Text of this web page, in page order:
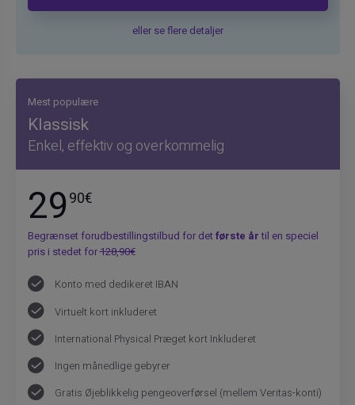
eller se flere detaljer
Mest populære
Klassisk
Enkel, effektiv og overkommelig
2990€
Begrænset forudbestillingstilbud for detførste årtil en speciel
pris i stedet for128,90€
Konto med dedikeret IBAN
Virtuelt kort inkluderet
International Physical Præget kort Inkluderet
Ingen månedlige gebyrer
Gratis Øjeblikkelig pengeoverførsel (mellem Veritas-konti)